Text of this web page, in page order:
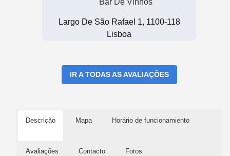
Bar De Vinhos
Largo De São Rafael 1, 1100-118
Lisboa
IR A TODAS AS AVALIAÇÕES
Descrição Mapa Horário de funcionamiento
Avaliações Contacto Fotos